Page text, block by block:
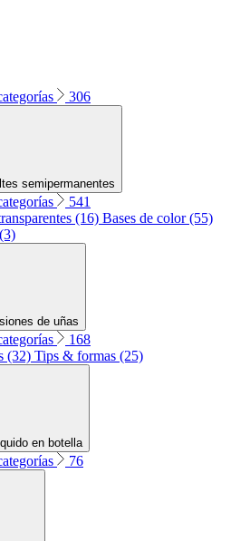
306
semipermanentes
541
(16) Bases de color (55)
de uñas
168
(32) Tips & formas (25)
en botella
76